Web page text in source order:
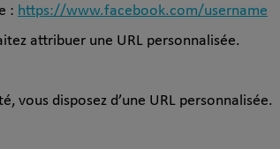
: https://www.facebook.com/username
attribuer une URL personnalisée.
vous disposez d’une URL personnalisée.